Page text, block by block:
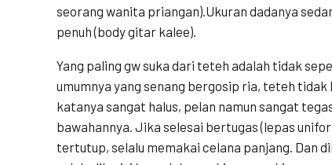
seorang wanita priangan).Ukuran dadanya
penuh (body gitar kalee).
Yang paling gw suka dari teteh adalah tidak
umumnya yang senang bergosip ria, teteh
katanya sangat halus, pelan namun sangat
bawahannya. Jika selesai bertugas (lepas
tertutup, selalu memakai celana panjang. Dan